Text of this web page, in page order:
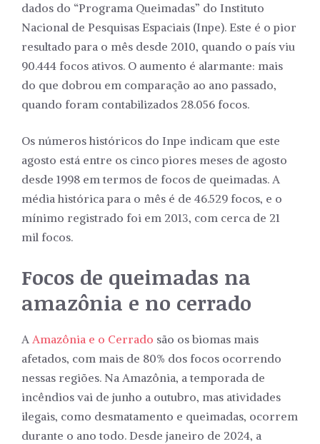
dados do “Programa Queimadas” do Instituto
Nacional de Pesquisas Espaciais (Inpe). Este é o pior
resultado para o mês desde 2010, quando o país viu
90.444 focos ativos. O aumento é alarmante: mais
do que dobrou em comparação ao ano passado,
quando foram contabilizados 28.056 focos.
Os números históricos do Inpe indicam que este
agosto está entre os cinco piores meses de agosto
desde 1998 em termos de focos de queimadas. A
média histórica para o mês é de 46.529 focos, e o
mínimo registrado foi em 2013, com cerca de 21
mil focos.
Focos de queimadas na
amazônia e no cerrado
A Amazônia e o Cerrado são os biomas mais
afetados, com mais de 80% dos focos ocorrendo
nessas regiões. Na Amazônia, a temporada de
incêndios vai de junho a outubro, mas atividades
ilegais, como desmatamento e queimadas, ocorrem
durante o ano todo. Desde janeiro de 2024, a